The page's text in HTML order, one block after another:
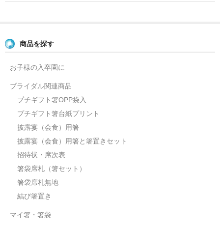
商品を探す
お子様の入卒園に
ブライダル関連商品
プチギフト箸OPP袋入
プチギフト箸台紙プリント
披露宴（会食）用箸
披露宴（会食）用箸と箸置きセット
招待状・席次表
箸袋席札（箸セット）
箸袋席札無地
結び箸置き
マイ箸・箸袋